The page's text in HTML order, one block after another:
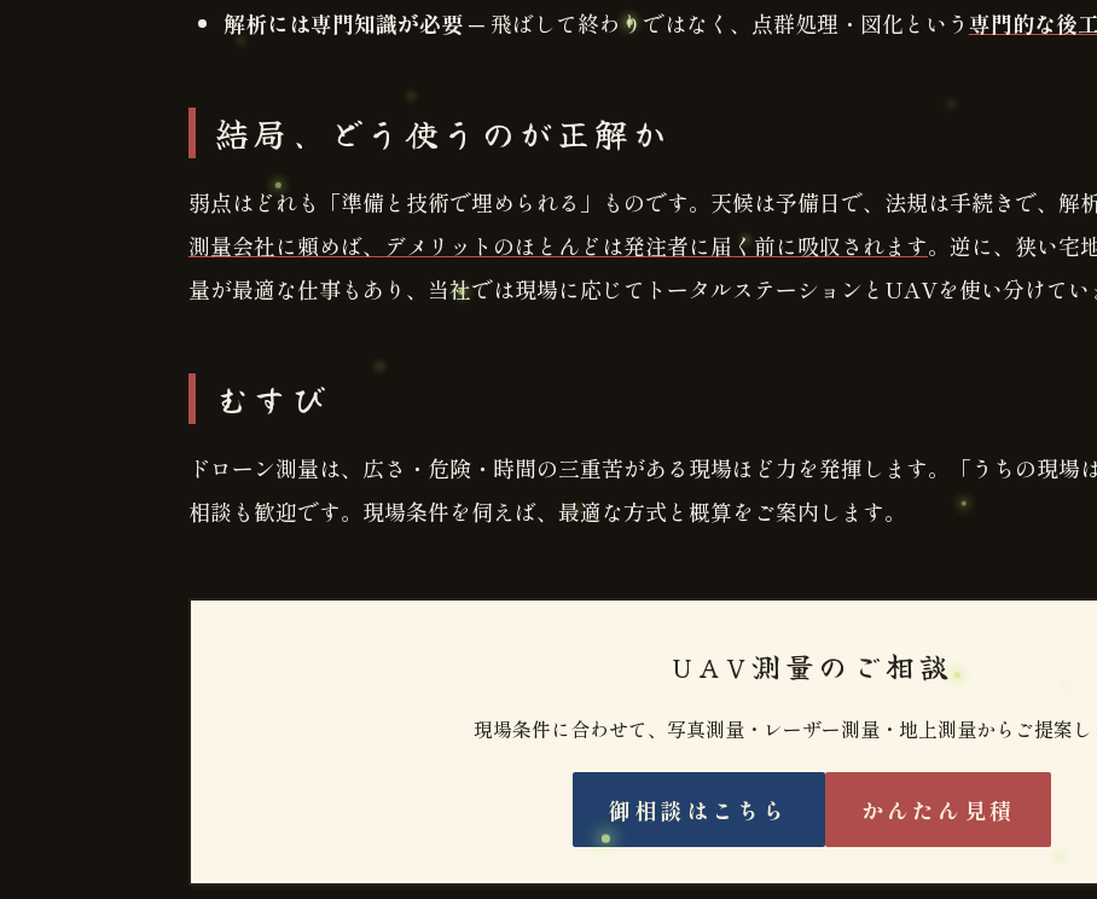
解析には専門知識が必要─ 飛ばして終わりではなく、点群処理・図化という 専門的な後
結局、どう使うのが正解か
弱点はどれも「準備と技術で埋められる」ものです。天候は予備日で、法規は手続きで、解
測量会社に頼めば、デメリットのほとんどは発注者に届く前に吸収されます。逆に、狭い宅
量が最適な仕事もあり、当社では現場に応じてトータルステーションとUAVを使い分けてい
むすび
ドローン測量は、広さ・危険・時間の三重苦がある現場ほど力を発揮します。「うちの現場
相談も歓迎です。現場条件を伺えば、最適な方式と概算をご案内します。
UAV測量のご相談
現場条件に合わせて、写真測量・レーザー測量・地上測量からご提案し
御相談はこちら かんたん見積